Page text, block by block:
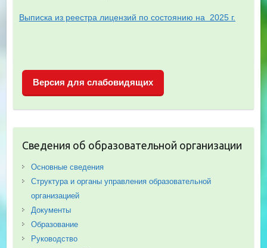
Выписка из реестра лицензий по состоянию на 2025 г.
Версия для слабовидящих
Сведения об образовательной организации
Основные сведения
Структура и органы управления образовательной
организацией
Документы
Образование
Руководство